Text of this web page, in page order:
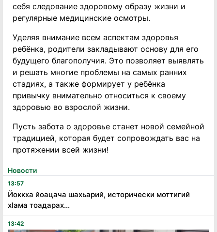
Новости
13:57
Йоккха йоацача шахьарий, исторически моттигий
хӏама тоадарах...
13:42
себя следование здоровому образу жизни и
регулярные медицинские осмотры.
Уделяя внимание всем аспектам здоровья
ребёнка, родители закладывают основу для его
будущего благополучия. Это позволяет выявлять
и решать многие проблемы на самых ранних
стадиях, а также формирует у ребёнка
привычку внимательно относиться к своему
здоровью во взрослой жизни.
Пусть забота о здоровье станет новой семейной
традицией, которая будет сопровождать вас на
протяжении всей жизни!